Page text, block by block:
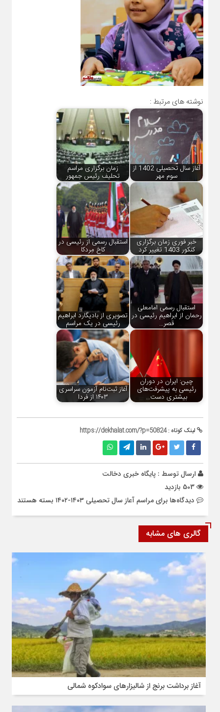
نوشته های مرتبط :
آغاز سال تحصیلی 1402 از
سوم مهر
زمان برگزاری مراسم
تحلیف رئیس جمهور
خبر فوری زمان برگزاری
کنکور 1403 تغییر کرد
استقبال رسمی از رئیسی در
کاخ مِردکا
استقبال رسمی امامعلی
رحمان از ابراهیم رئیسی در
قصر…
تصویری از بادیگارد ابراهیم
رئیسی در یک مراسم
چین: ایران در دوران
رئیسی به پیشرفت‌های
بیشتری دست…
آغاز ثبت‌نام آزمون سراسری
۱۴۰۳ از فردا
لینک کوتاه :https://dekhalat.com/?p=50824
ارسال توسط : پایگاه خبری دخالت
دیدگاه‌ها برای مراسم آعاز سال تحصیلی ۱۴۰۳-۱۴۰۲ بسته هستند
گالری های مشابه
آغاز برداشت برنج از شالیزارهای سوادکوه شمالی